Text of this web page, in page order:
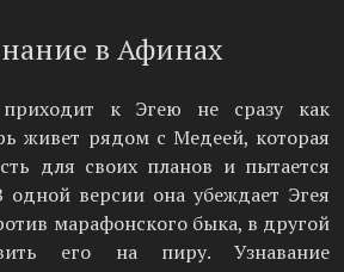
в Афинах
к Эгею не сразу как
живет рядом с Медеей, которая
для своих планов и пытается
версии она убеждает Эгея
марафонского быка, в другой
его на пиру. Узнавание